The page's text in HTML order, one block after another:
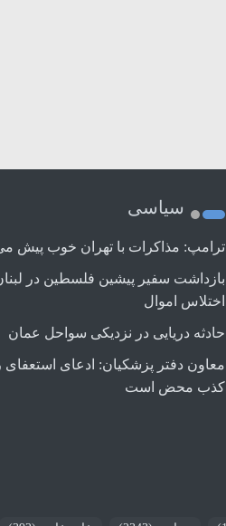
سیاسی
ترامپ: مذاکرات با تهران خوب پیش
بازداشت سفیر پیشین فلسطین در
اختلاس اموال
حادثه دریایی در نزدیکی سواحل عمان
معاون دفتر پزشکیان: ادعای
کذب محض است